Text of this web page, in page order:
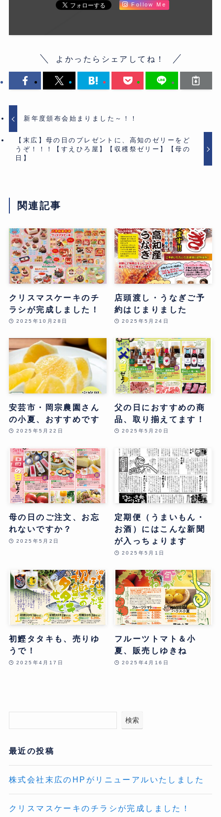
Follow Me
よかったらシェアしてね！
新年度頒布会始まりました～！！
【末広】母の日のプレゼントに、高知のゼリーをど
うぞ！！！【すえひろ屋】【収穫祭ゼリー】【母の
日】
関連記事
クリスマスケーキのチ
ラシが完成しました！
2025年10月28日
店頭渡し・うなぎご予
約はじまりました
2025年5月24日
安芸市・岡宗農園さん
の小夏、おすすめです
2025年5月22日
父の日におすすめの商
品、取り揃えてます！
2025年5月20日
母の日のご注文、お忘
れないですか？
2025年5月2日
定期便（うまいもん・
お酒）にはこんな新聞
が入っちょります
2025年5月1日
初鰹タタキも、売りゆ
うで！
2025年4月17日
フルーツトマト＆小
夏、販売しゆきね
2025年4月16日
検索
最近の投稿
株式会社末広のHPがリニューアルいたしました
クリスマスケーキのチラシが完成しました！